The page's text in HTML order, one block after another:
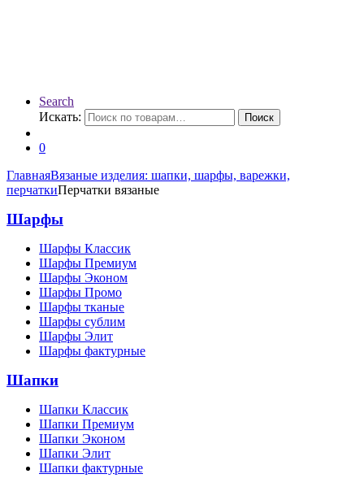
Search
Искать:
Поиск
0
ГлавнаяВязаные изделия: шапки, шарфы, варежки,
перчаткиПерчатки вязаные
Шарфы
Шарфы Классик
Шарфы Премиум
Шарфы Эконом
Шарфы Промо
Шарфы тканые
Шарфы сублим
Шарфы Элит
Шарфы фактурные
Шапки
Шапки Классик
Шапки Премиум
Шапки Эконом
Шапки Элит
Шапки фактурные